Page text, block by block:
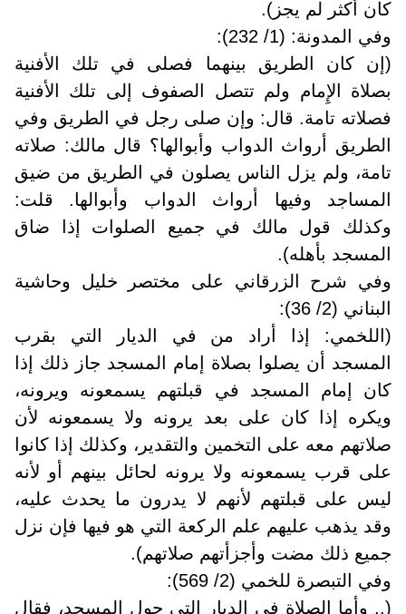
كان أكثر لم يجز).
وفي المدونة: (1/ 232):
(إن كان الطريق بينهما فصلى في تلك الأفنية
بصلاة الإِمام ولم تتصل الصفوف إلى تلك الأفنية
فصلاته تامة. قال: وإن صلى رجل في الطريق وفي
الطريق أرواث الدواب وأبوالها؟ قال مالك: صلاته
تامة، ولم يزل الناس يصلون في الطريق من ضيق
المساجد وفيها أرواث الدواب وأبوالها. قلت:
وكذلك قول مالك في جميع الصلوات إذا ضاق
المسجد بأهله).
وفي شرح الزرقاني على مختصر خليل وحاشية
البناني (2/ 36):
(اللخمي: إذا أراد من في الديار التي بقرب
المسجد أن يصلوا بصلاة إمام المسجد جاز ذلك إذا
كان إمام المسجد في قبلتهم يسمعونه ويرونه،
ويكره إذا كان على بعد يرونه ولا يسمعونه لأن
صلاتهم معه على التخمين والتقدير، وكذلك إذا كانوا
على قرب يسمعونه ولا يرونه لحائل بينهم أو لأنه
ليس على قبلتهم لأنهم لا يدرون ما يحدث عليه،
وقد يذهب عليهم علم الركعة التي هو فيها فإن نزل
جميع ذلك مضت وأجزأتهم صلاتهم).
وفي التبصرة للخمي (2/ 569):
(.. وأما الصلاة في الديار التي حول المسجد، فقال